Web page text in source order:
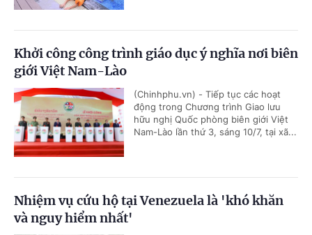
Khởi công công trình giáo dục ý nghĩa nơi biên
giới Việt Nam-Lào
(Chinhphu.vn) - Tiếp tục các hoạt
động trong Chương trình Giao lưu
hữu nghị Quốc phòng biên giới Việt
Nam-Lào lần thứ 3, sáng 10/7, tại xã...
Nhiệm vụ cứu hộ tại Venezuela là 'khó khăn
và nguy hiểm nhất'